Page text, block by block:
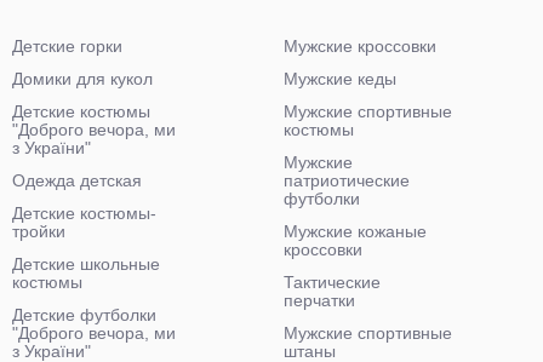
Детские горки
Домики для кукол
Детские костюмы
"Доброго вечора, ми
з України"
Одежда детская
Детские костюмы-
тройки
Детские школьные
костюмы
Детские футболки
"Доброго вечора, ми
з України"
Мужские кроссовки
Мужские кеды
Мужские спортивные
костюмы
Мужские
патриотические
футболки
Мужские кожаные
кроссовки
Тактические
перчатки
Мужские спортивные
штаны